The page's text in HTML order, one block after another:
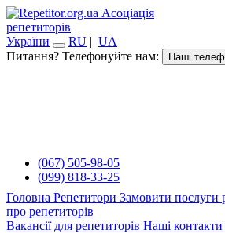
Асоціація
репетиторів
України
RU | UA
Питання? Телефонуйте нам:
Наші
(067) 505-98-05
(099) 818-33-25
Головна Репетитори Замовити послуги
про репетиторів
Вакансії для репетиторів Наші контакти